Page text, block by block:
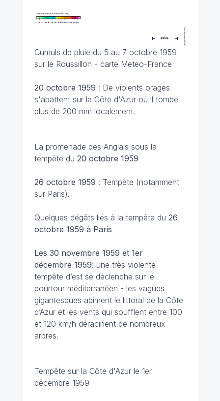
Cumuls de pluie du 5 au 7 octobre 1959
sur le Roussillon - carte Meteo-France
20 octobre 1959 : De violents orages
s'abattent sur la Côte d'Azur où il tombe
plus de 200 mm localement.
La promenade des Anglais sous la
tempête du 20 octobre 1959
26 octobre 1959 : Tempête (notamment
sur Paris).
Quelques dégâts liés à la tempête du 26
octobre 1959 à Paris
Les 30 novembre 1959 et 1er
décembre 1959: une très violente
tempête d’est se déclenche sur le
pourtour méditerranéen - les vagues
gigantesques abîment le littoral de la Côte
d’Azur et les vents qui soufflent entre 100
et 120 km/h déracinent de nombreux
arbres.
Tempête sur la Côte d'Azur le 1er
décembre 1959